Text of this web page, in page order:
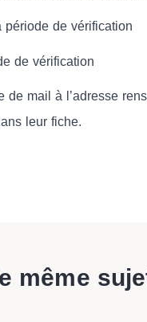
période de vérification
de vérification
mail à l’adresse
leur fiche.
même